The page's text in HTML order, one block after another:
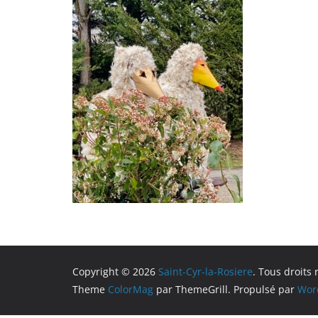
Copyright © 2026 Saint-Cyr-la-Rosiere. Tous droits
Theme ColorMag par ThemeGrill. Propulsé par